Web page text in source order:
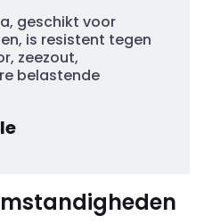
geschikt voor
is resistent tegen
zeezout,
belastende